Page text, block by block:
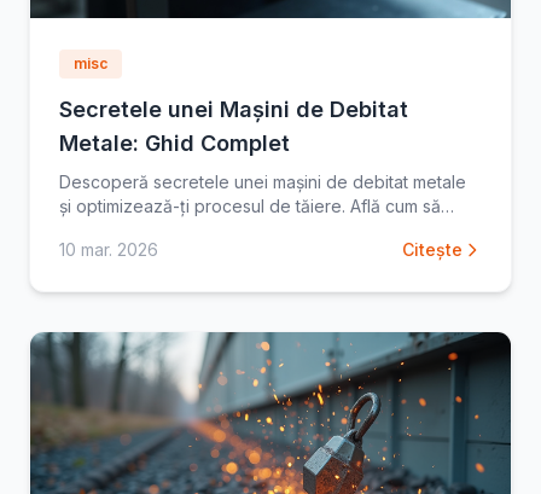
misc
Secretele unei Mașini de Debitat
Metale: Ghid Complet
Descoperă secretele unei mașini de debitat metale
și optimizează-ți procesul de tăiere. Află cum să
debitat
10 mar. 2026 Citește